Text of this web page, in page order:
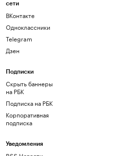
сети
ВКонтакте
Одноклассники
Telegram
Дзен
Подписки
Скрыть баннеры
на РБК
Подписка на РБК
Корпоративная
подписка
Уведомления